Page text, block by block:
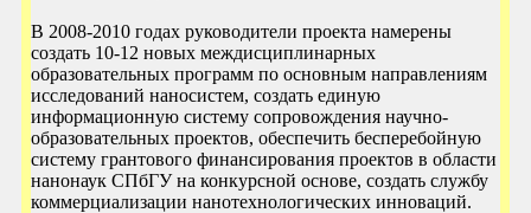
В 2008-2010 годах руководители проекта намерены
создать 10-12 новых междисциплинарных
образовательных программ по основным направлениям
исследований наносистем, создать единую
информационную систему сопровождения научно-
образовательных проектов, обеспечить бесперебойную
систему грантового финансирования проектов в области
нанонаук СПбГУ на конкурсной основе, создать службу
коммерциализации нанотехнологических инноваций.